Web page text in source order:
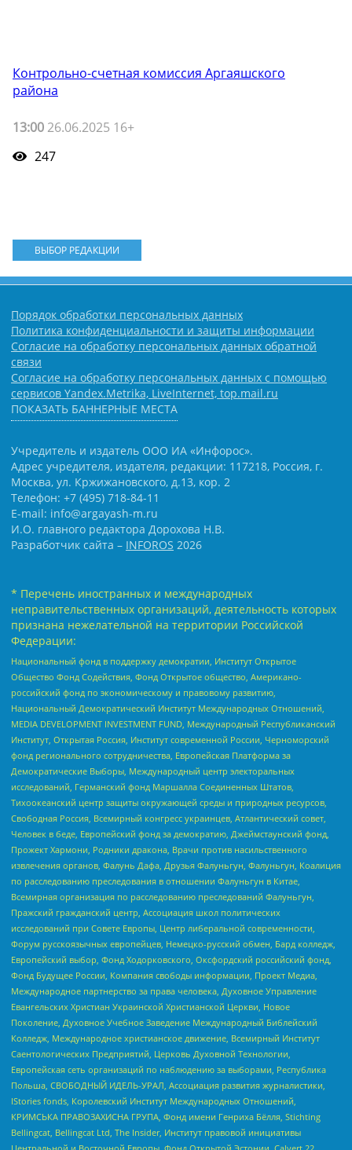
Контрольно-счетная комиссия Аргаяшского
района
13:00 26.06.2025 16+
247
ВЫБОР РЕДАКЦИИ
Порядок обработки персональных данных
Политика конфиденциальности и защиты информации
Согласие на обработку персональных данных обратной
связи
Согласие на обработку персональных данных с помощью
сервисов Yandex.Metrika, LiveInternet, top.mail.ru
ПОКАЗАТЬ БАННЕРНЫЕ МЕСТА
Учредитель и издатель ООО ИА «Инфорос».
Адрес учредителя, издателя, редакции: 117218, Россия, г.
Москва, ул. Кржижановского, д.13, кор. 2
Телефон: +7 (495) 718-84-11
E-mail: info@argayash-m.ru
И.О. главного редактора Дорохова Н.В.
Разработчик сайта – INFOROS 2026
* Перечень иностранных и международных
неправительственных организаций, деятельность которых
признана нежелательной на территории Российской
Федерации:
Национальный фонд в поддержку демократии, Институт Открытое
Общество Фонд Содействия, Фонд Открытое общество, Американо-
российский фонд по экономическому и правовому развитию,
Национальный Демократический Институт Международных Отношений,
MEDIA DEVELOPMENT INVESTMENT FUND, Международный Республиканский
Институт, Открытая Россия, Институт современной России, Черноморский
фонд регионального сотрудничества, Европейская Платформа за
Демократические Выборы, Международный центр электоральных
исследований, Германский фонд Маршалла Соединенных Штатов,
Тихоокеанский центр защиты окружающей среды и природных ресурсов,
Свободная Россия, Всемирный конгресс украинцев, Атлантический совет,
Человек в беде, Европейский фонд за демократию, Джеймстаунский фонд,
Прожект Хармони, Родники дракона, Врачи против насильственного
извлечения органов, Фалунь Дафа, Друзья Фалуньгун, Фалуньгун, Коалиция
по расследованию преследования в отношении Фалуньгун в Китае,
Всемирная организация по расследованию преследований Фалуньгун,
Пражский гражданский центр, Ассоциация школ политических
исследований при Совете Европы, Центр либеральной современности,
Форум русскоязычных европейцев, Немецко-русский обмен, Бард колледж,
Европейский выбор, Фонд Ходорковского, Оксфордский российский фонд,
Фонд Будущее России, Компания свободы информации, Проект Медиа,
Международное партнерство за права человека, Духовное Управление
Евангельских Христиан Украинской Христианской Церкви, Новое
Поколение, Духовное Учебное Заведение Международный Библейский
Колледж, Международное христианское движение, Всемирный Институт
Саентологических Предприятий, Церковь Духовной Технологии,
Европейская сеть организаций по наблюдению за выборами, Республика
Польша, СВОБОДНЫЙ ИДЕЛЬ-УРАЛ, Ассоциация развития журналистики,
IStories fonds, Королевский Институт Международных Отношений,
КРИМСЬКА ПРАВОЗАХИСНА ГРУПА, Фонд имени Генриха Бёлля, Stichting
Bellingcat, Bellingcat Ltd, The Insider, Институт правовой инициативы